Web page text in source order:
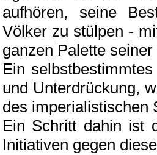
aufhören, seine
Völker zu stülpen -
ganzen Palette
Ein
und Unterdrückung,
des imperialistischen
Ein Schritt dahin ist
Initiativen gegen